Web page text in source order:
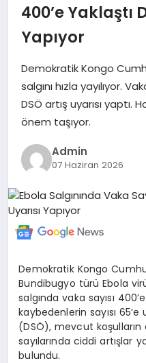
EĞITIM
EKONOMI
MAGAZIN
SAĞLIK
TEKNOLOJI
400’e Yaklaştı
Yapıyor
Demokratik Kongo
salgını hızla yayılıyor.
DSÖ artış uyarısı yaptı.
önem taşıyor.
Admin
07 Haziran 2026
Demokratik Kongo
Bundibugyo türü Ebola
salgında vaka sayısı
kaybedenlerin sayısı
(DSÖ), mevcut
sayılarında ciddi artışlar
bulundu.